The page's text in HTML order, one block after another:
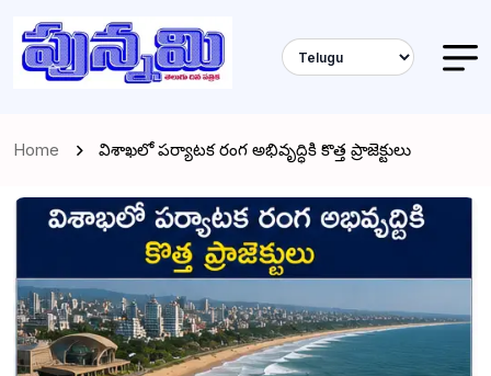
Home విశాఖలో పర్యాటక రంగ అభివృద్ధికి కొత్త ప్రాజెక్టులు